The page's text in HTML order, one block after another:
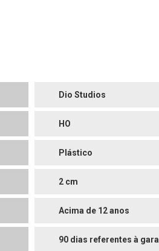
Dio Studios
HO
Plástico
2 cm
Acima de 12 anos
90 dias referentes à